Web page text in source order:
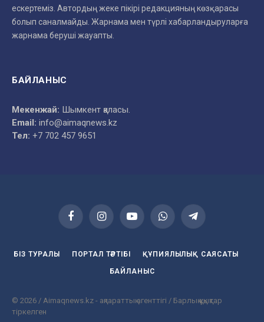
ескертеміз. Автордың жеке пікірі редакцияның көзқарасы
болып саналмайды. Жарнама мен түрлі хабарландыруларға
жарнама беруші жауапты.
БАЙЛАНЫС
Мекенжай: Шымкент қаласы.
Email: info@aimaqnews.kz
Тел: +7 702 457 9651
FacebookInstagramYouTubeWhatsAppTelegram
БІЗ ТУРАЛЫ ПОРТАЛ ТӘРТІБІ ҚҰПИЯЛЫЛЫҚ САЯСАТЫ
БАЙЛАНЫС
© 2026 / Aimaqnews.kz - ақпараттық агенттігі / Барлық құқықтар
тіркелген